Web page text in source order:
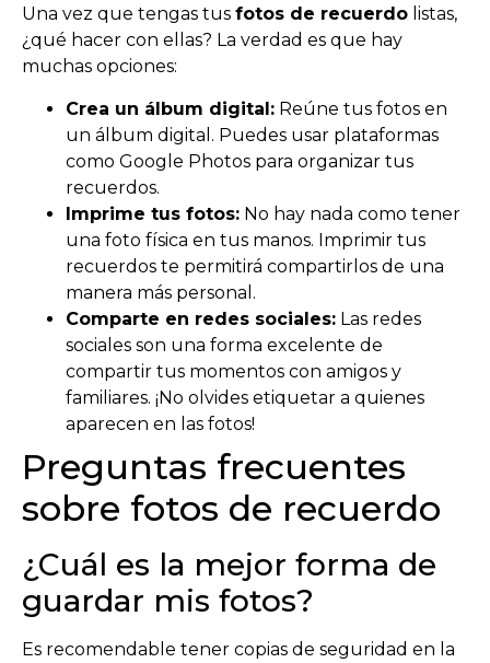
Una vez que tengas tus fotos de recuerdo listas,
¿qué hacer con ellas? La verdad es que hay
muchas opciones:
Crea un álbum digital: Reúne tus fotos en
un álbum digital. Puedes usar plataformas
como Google Photos para organizar tus
recuerdos.
Imprime tus fotos: No hay nada como tener
una foto física en tus manos. Imprimir tus
recuerdos te permitirá compartirlos de una
manera más personal.
Comparte en redes sociales: Las redes
sociales son una forma excelente de
compartir tus momentos con amigos y
familiares. ¡No olvides etiquetar a quienes
aparecen en las fotos!
Preguntas frecuentes
sobre fotos de recuerdo
¿Cuál es la mejor forma de
guardar mis fotos?
Es recomendable tener copias de seguridad en la